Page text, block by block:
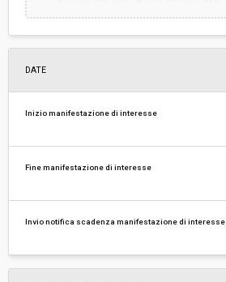
DATE
Inizio manifestazione di interesse
Fine manifestazione di interesse
Invio notifica scadenza manifestazione di interesse